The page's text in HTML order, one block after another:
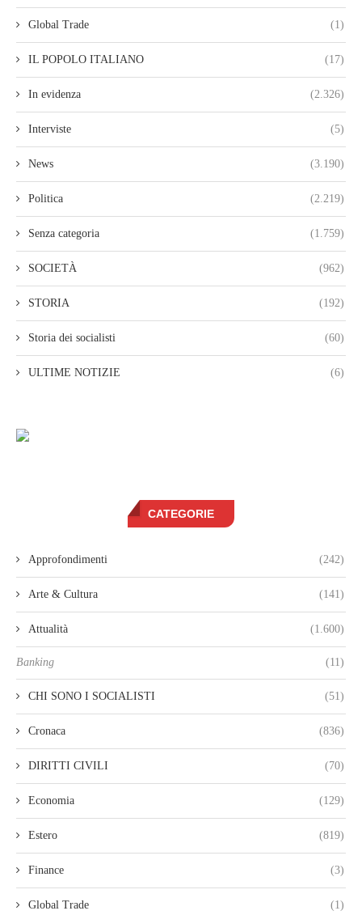
Global Trade (1)
IL POPOLO ITALIANO (17)
In evidenza (2.326)
Interviste (5)
News (3.190)
Politica (2.219)
Senza categoria (1.759)
SOCIETÀ (962)
STORIA (192)
Storia dei socialisti (60)
ULTIME NOTIZIE (6)
CATEGORIE
Approfondimenti (242)
Arte & Cultura (141)
Attualità (1.600)
Banking (11)
CHI SONO I SOCIALISTI (51)
Cronaca (836)
DIRITTI CIVILI (70)
Economia (129)
Estero (819)
Finance (3)
Global Trade (1)